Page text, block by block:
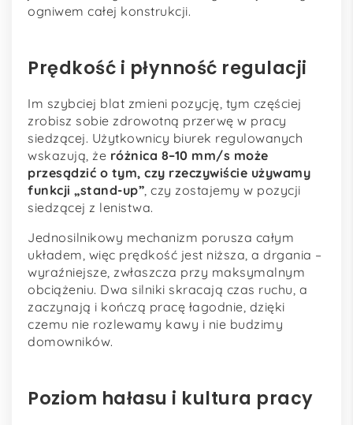
ogniwem całej konstrukcji.
Prędkość i płynność regulacji
Im szybciej blat zmieni pozycję, tym częściej
zrobisz sobie zdrowotną przerwę w pracy
siedzącej. Użytkownicy biurek regulowanych
wskazują, że różnica 8–10 mm/s może
przesądzić o tym, czy rzeczywiście używamy
funkcji „stand-up”, czy zostajemy w pozycji
siedzącej z lenistwa.
Jednosilnikowy mechanizm porusza całym
układem, więc prędkość jest niższa, a drgania –
wyraźniejsze, zwłaszcza przy maksymalnym
obciążeniu. Dwa silniki skracają czas ruchu, a
zaczynają i kończą pracę łagodnie, dzięki
czemu nie rozlewamy kawy i nie budzimy
domowników.
Poziom hałasu i kultura pracy